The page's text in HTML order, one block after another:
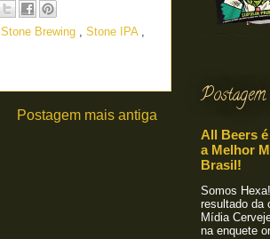
Stone Brewing , Stone IPA ,
Postagem mais antiga
All Beers
a Melhor
Brasil!
Somos
resultado da
Mídia
na enquete